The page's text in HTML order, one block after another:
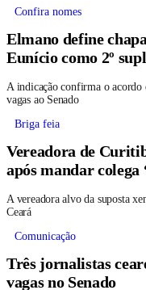
Confira nomes
Elmano define
Eunício como 2º
A indicação confirma o acordo
vagas ao Senado
Briga feia
Vereadora de
após mandar
A vereadora alvo da suposta
Ceará
Comunicação
Três jornalistas
vagas no Senado